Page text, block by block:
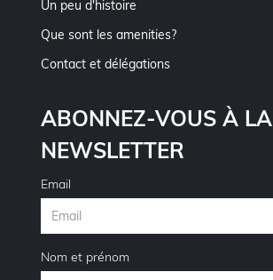
Un peu d'histoire
Que sont les amenities?
Contact et délégations
ABONNEZ-VOUS À LA
NEWSLETTER
Email
Nom et prénom